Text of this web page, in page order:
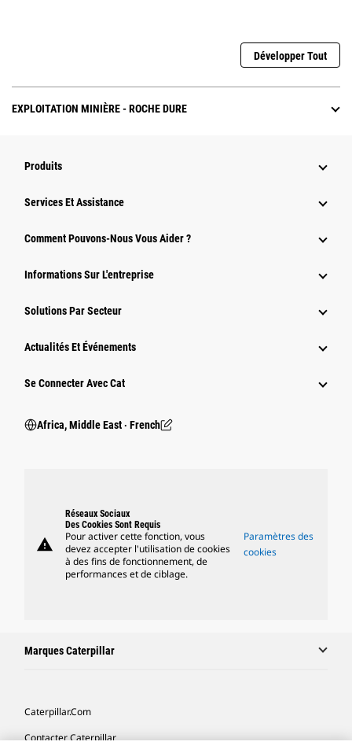
Développer Tout
EXPLOITATION MINIÈRE - ROCHE DURE
Produits
Services Et Assistance
Comment Pouvons-Nous Vous Aider ?
Informations Sur L'entreprise
Solutions Par Secteur
Actualités Et Événements
Se Connecter Avec Cat
Africa, Middle East ‧ French
warning
Réseaux Sociaux
Des Cookies Sont Requis
Pour activer cette fonction, vous
devez accepter l'utilisation de cookies
à des fins de fonctionnement, de
performances et de ciblage.
Paramètres des
cookies
Marques Caterpillar
Caterpillar.com
Contacter Caterpillar